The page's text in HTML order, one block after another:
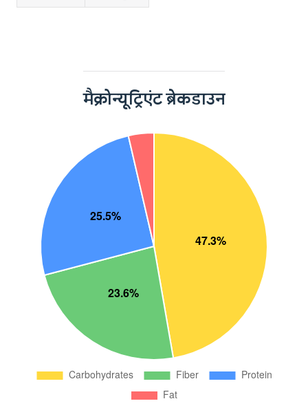
मैक्रोन्यूट्रिएंट ब्रेकडाउन